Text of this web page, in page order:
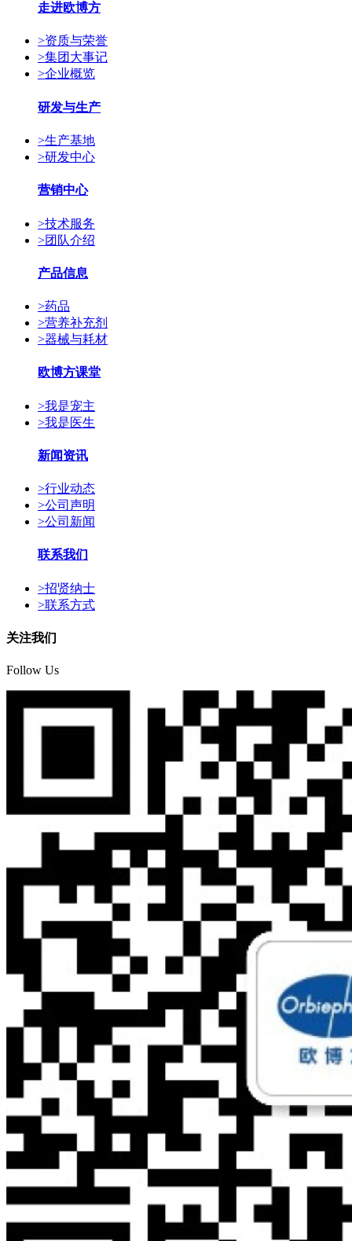
走进欧博方
>资质与荣誉
>集团大事记
>企业概览
研发与生产
>生产基地
>研发中心
营销中心
>技术服务
>团队介绍
产品信息
>药品
>营养补充剂
>器械与耗材
欧博方课堂
>我是宠主
>我是医生
新闻资讯
>行业动态
>公司声明
>公司新闻
联系我们
>招贤纳士
>联系方式
关注我们
Follow Us